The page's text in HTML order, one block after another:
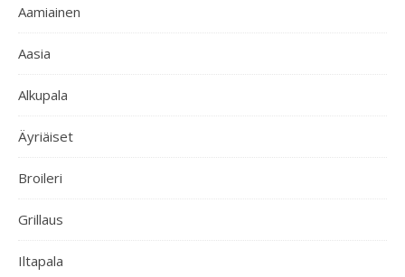
Aamiainen
Aasia
Alkupala
Äyriäiset
Broileri
Grillaus
Iltapala